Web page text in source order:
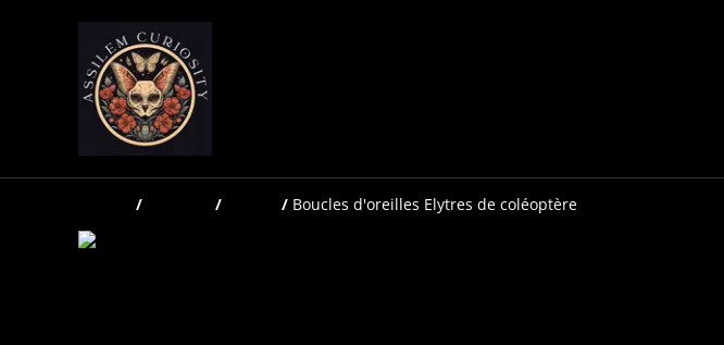
/ / / Boucles d'oreilles Elytres de coléoptère